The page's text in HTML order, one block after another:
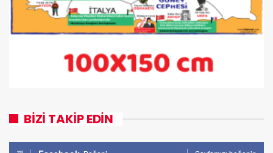
BİZİ TAKİP EDİN